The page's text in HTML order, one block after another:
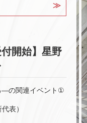
付開始】星野
―の関連イベント①
表）